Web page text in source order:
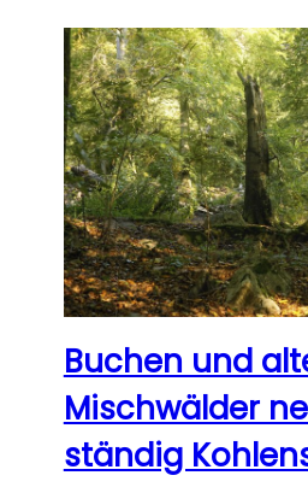
Buchen und
Mischwälder
ständig